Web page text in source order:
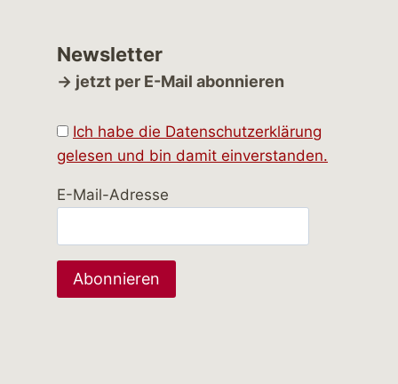
Newsletter
→ jetzt per E-Mail abonnieren
Ich habe die Datenschutzerklärung
gelesen und bin damit einverstanden.
E-Mail-Adresse